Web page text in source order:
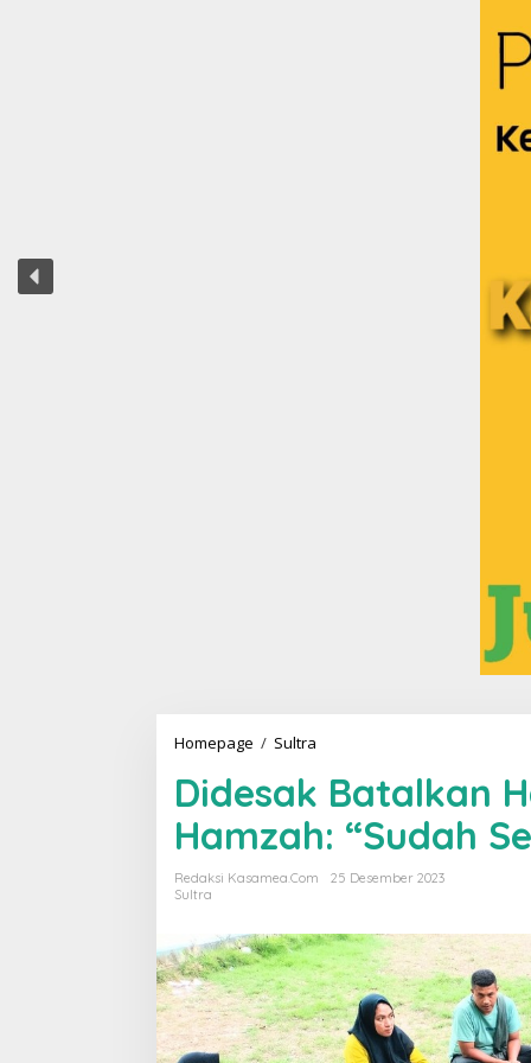
Homepage / Sultra
s
a
t
a
l
k
a
n
Didesak Batalkan
Hamzah: “Sudah
Redaksi Kasamea.com
25 Desember 2023
Sultra